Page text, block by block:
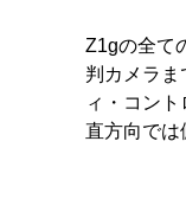
Z1gの全て
判カメラ
ィ・コン
直方向では